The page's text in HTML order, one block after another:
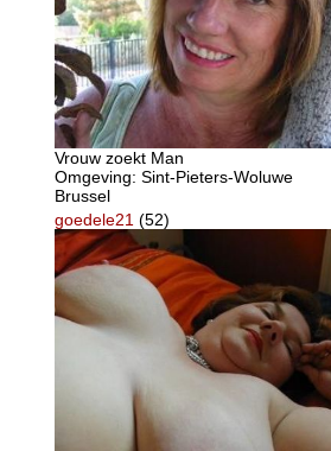
Vrouw zoekt Man
Omgeving: Sint-Pieters-Woluwe
Brussel
goedele21 (52)